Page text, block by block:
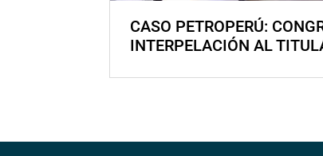
CASO PETROPERÚ:
INTERPELACIÓN AL